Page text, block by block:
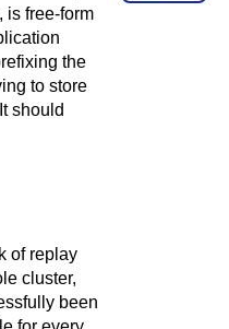
is free-form
the
to store
should
of replay
cluster,
been